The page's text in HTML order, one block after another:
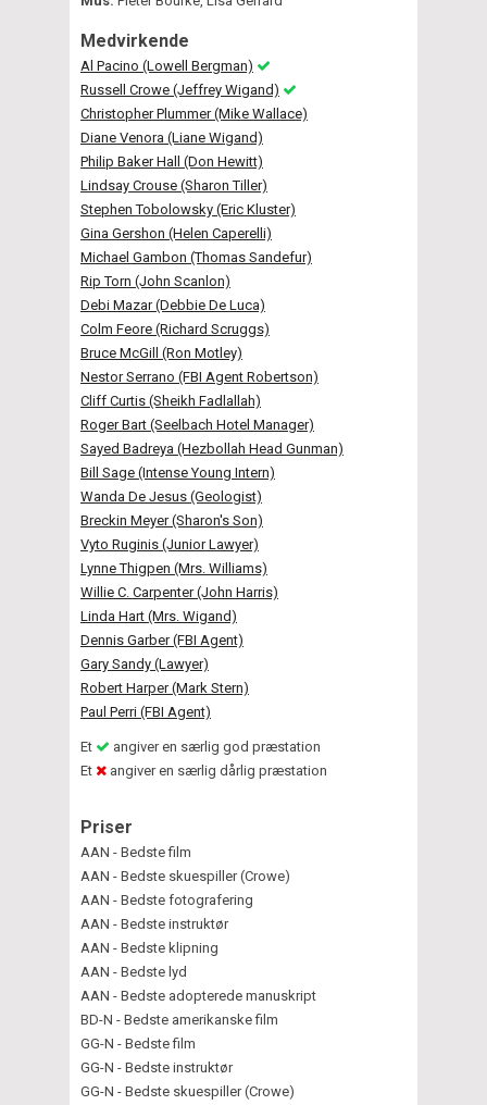
Medvirkende
Al Pacino (Lowell Bergman)
Russell Crowe (Jeffrey Wigand)
Christopher Plummer (Mike Wallace)
Diane Venora (Liane Wigand)
Philip Baker Hall (Don Hewitt)
Lindsay Crouse (Sharon Tiller)
Stephen Tobolowsky (Eric Kluster)
Gina Gershon (Helen Caperelli)
Michael Gambon (Thomas Sandefur)
Rip Torn (John Scanlon)
Debi Mazar (Debbie De Luca)
Colm Feore (Richard Scruggs)
Bruce McGill (Ron Motley)
Nestor Serrano (FBI Agent Robertson)
Cliff Curtis (Sheikh Fadlallah)
Roger Bart (Seelbach Hotel Manager)
Sayed Badreya (Hezbollah Head Gunman)
Bill Sage (Intense Young Intern)
Wanda De Jesus (Geologist)
Breckin Meyer (Sharon's Son)
Vyto Ruginis (Junior Lawyer)
Lynne Thigpen (Mrs. Williams)
Willie C. Carpenter (John Harris)
Linda Hart (Mrs. Wigand)
Dennis Garber (FBI Agent)
Gary Sandy (Lawyer)
Robert Harper (Mark Stern)
Paul Perri (FBI Agent)
Et
angiver en særlig god præstation
Et
angiver en særlig dårlig præstation
Priser
AAN - Bedste film
AAN - Bedste skuespiller (Crowe)
AAN - Bedste fotografering
AAN - Bedste instruktør
AAN - Bedste klipning
AAN - Bedste lyd
AAN - Bedste adopterede manuskript
BD-N - Bedste amerikanske film
GG-N - Bedste film
GG-N - Bedste instruktør
GG-N - Bedste skuespiller (Crowe)